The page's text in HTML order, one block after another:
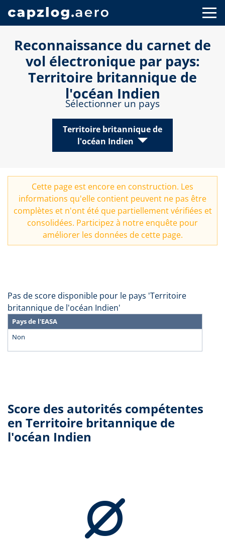
Reconnaissance du carnet de
vol électronique par pays:
Territoire britannique de
l'océan Indien
Sélectionner un pays
Territoire britannique de
l'océan Indien
Cette page est encore en construction. Les
informations qu'elle contient peuvent ne pas être
complètes et n'ont été que partiellement vérifiées et
consolidées. Participez à notre enquête pour
améliorer les données de cette page.
Pas de score disponible pour le pays 'Territoire
britannique de l'océan Indien'
Pays de l'EASA
Non
Score des autorités compétentes
en Territoire britannique de
l'océan Indien